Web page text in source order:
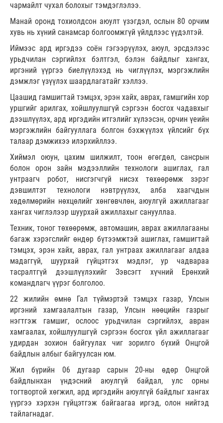
чармайлт чухал болохыг тэмдэглэлээ.
Манай оронд тохиолдсон аюулт үзэгдэл, ослын 80 орчим
хувь нь хүний санамсар болгоомжгүй үйлдлээс үүдэлтэй.
Иймээс ард иргэдээ соён гэгээрүүлэх, аюул, эрсдэлээс
урьдчилан сэргийлэх бэлтгэл, бэлэн байдлыг хангах,
иргэний үүргээ биелүүлэхэд нь чиглүүлэх, мэргэжлийн
дэмжлэг үзүүлэх шаардлагатайг хэллээ.
Цаашид гамшигтай тэмцэх, эрэн хайх, аврах, гамшгийн хор
уршгийг арилгах, хойшлуулшгүй сэргээн босгох чадавхыг
дээшлүүлэх, ард иргэдийн итгэлийг хүлээсэн, орчин үеийн
мэргэжлийн байгууллага болгон бэхжүүлэх үйлсийг бүх
талаар дэмжихээ илэрхийллээ.
Хиймэл оюун, цахим шилжилт, тоон өгөгдөл, сансрын
болон орон зайн мэдээллийн технологи ашиглах, гал
унтраагч робот, нисгэгчгүй нисэх төхөөрөмж зэрэг
дэвшилтэт технологи нэвтрүүлэх, алба хаагчдын
хөдөлмөрийн нөхцөлийг хөнгөвчлөн, аюулгүй ажиллагааг
хангах чиглэлээр шуурхай ажиллахыг санууллаа.
Техник, тоног төхөөрөмж, автомашин, аврах ажиллагааны
багаж хэрэгслийг өндөр бүтээмжтэй ашиглах, гамшигтай
тэмцэх, эрэн хайх, аврах, гал унтраах ажиллагааг алдаа
мадаггүй, шуурхай гүйцэтгэх мэдлэг, ур чадвараа
тасралтгүй дээшлүүлэхийг Зэвсэгт хүчний Ерөнхий
командлагч үүрэг болголоо.
22 жилийн өмнө Гал түймэртэй тэмцэх газар, Улсын
иргэний хамгаалалтын газар, Улсын нөөцийн газрыг
нэгтгэж гамшиг, ослоос урьдчилан сэргийлэх, авран
хамгаалах, хойшлуулшгүй сэргээн босгох үйл ажиллагааг
удирдан зохион байгуулах чиг зорилго бүхий Онцгой
байдлын албыг байгуулсан юм.
Жил бүрийн 06 дугаар сарын 20-ны өдөр Онцгой
байдлынхан үндэсний аюулгүй байдал, улс орны
тогтвортой хөгжил, ард иргэдийн аюулгүй байдлыг хангах
үүргээ хэрхэн гүйцэтгэж байгаагаа иргэд, олон нийтэд
тайлагнадаг.